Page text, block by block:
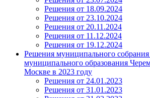
Решения от 18.09.2024
Решения от 23.10.2024
Решения от 20.11.2024
Решения от 11.12.2024
Решения от 19.12.2024
Решения муниципального собрания
муниципального образования
Москве в 2023 году
Решения от 24.01.2023
Решения от 31.01.2023